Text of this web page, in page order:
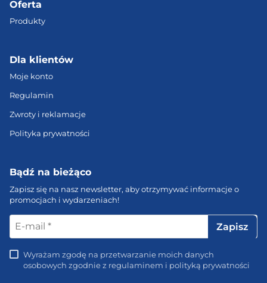
Oferta
Produkty
Dla klientów
Moje konto
Regulamin
Zwroty i reklamacje
Polityka prywatności
Bądź na bieżąco
Zapisz się na nasz newsletter, aby otrzymywać informacje o
promocjach i wydarzeniach!
E-
mail
Wyrażam zgodę na przetwarzanie moich danych
osobowych zgodnie z regulaminem i polityką prywatności